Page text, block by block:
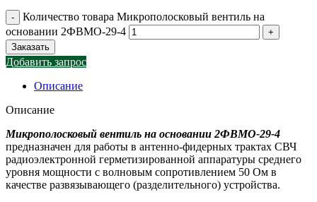
Количество товара Микрополосковый вентиль на
основании 2ФВМO-29-4
Заказать
Добавить запрос
Описание
Описание
Микрополосковый вентиль на основании 2ФВМO-29-4
предназначен для работы в антенно-фидерных трактах СВЧ
радиоэлектронной герметизированной аппаратуры среднего
уровня мощности с волновым сопротивлением 50 Ом в
качестве развязывающего (разделительного) устройства.